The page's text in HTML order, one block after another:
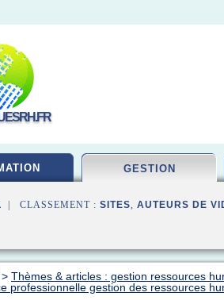
GESTION
| CLASSEMENT : SITES, AUTEURS DE
> Thèmes & articles : gestion ressources
professionnelle gestion des ressources